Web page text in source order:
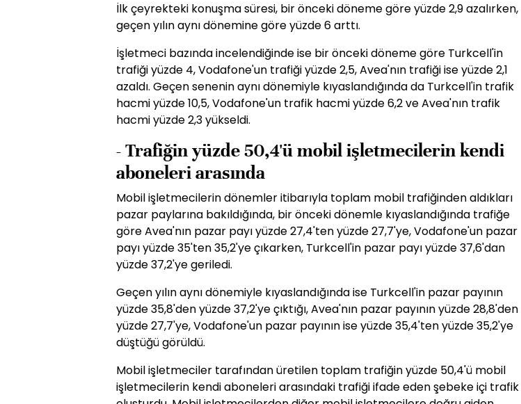
İlk çeyrekteki konuşma süresi, bir önceki döneme göre yüzde 2,9 azalırken,
geçen yılın aynı dönemine göre yüzde 6 arttı.
İşletmeci bazında incelendiğinde ise bir önceki döneme göre Turkcell'in
trafiği yüzde 4, Vodafone'un trafiği yüzde 2,5, Avea'nın trafiği ise yüzde 2,1
azaldı. Geçen senenin aynı dönemiyle kıyaslandığında da Turkcell'in trafik
hacmi yüzde 10,5, Vodafone'un trafik hacmi yüzde 6,2 ve Avea'nın trafik
hacmi yüzde 2,3 yükseldi.
- Trafiğin yüzde 50,4'ü mobil işletmecilerin kendi
aboneleri arasında
Mobil işletmecilerin dönemler itibarıyla toplam mobil trafiğinden aldıkları
pazar paylarına bakıldığında, bir önceki dönemle kıyaslandığında trafiğe
göre Avea'nın pazar payı yüzde 27,4'ten yüzde 27,7'ye, Vodafone'un pazar
payı yüzde 35'ten 35,2'ye çıkarken, Turkcell'in pazar payı yüzde 37,6'dan
yüzde 37,2'ye geriledi.
Geçen yılın aynı dönemiyle kıyaslandığında ise Turkcell'in pazar payının
yüzde 35,8'den yüzde 37,2'ye çıktığı, Avea'nın pazar payının yüzde 28,8'den
yüzde 27,7'ye, Vodafone'un pazar payının ise yüzde 35,4'ten yüzde 35,2'ye
düştüğü görüldü.
Mobil işletmeciler tarafından üretilen toplam trafiğin yüzde 50,4'ü mobil
işletmecilerin kendi aboneleri arasındaki trafiği ifade eden şebeke içi trafik